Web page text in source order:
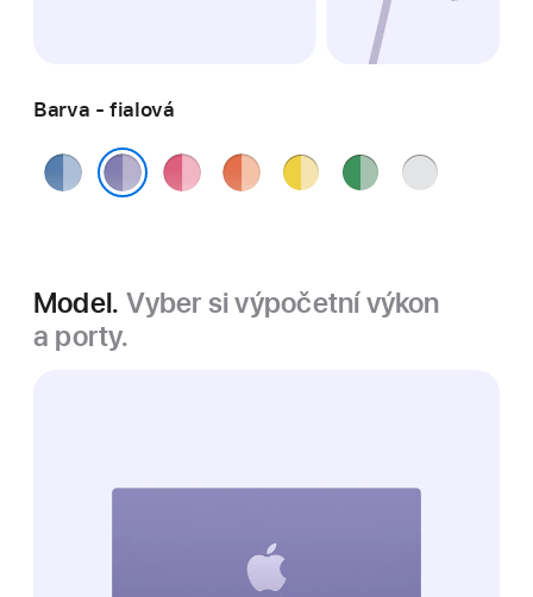
Barva - fialová
modrá růžováoranžovážlutá zelená stříbrná
Model. Vyber si výpočetní výkon
a porty.